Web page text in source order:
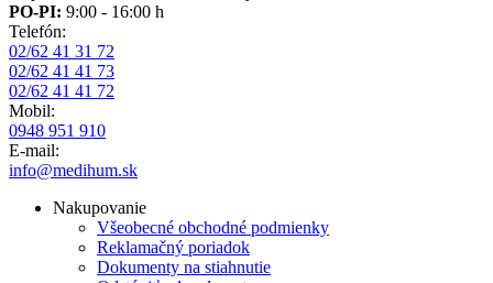
PO-PI: 9:00 - 16:00 h
Telefón:
02/62 41 31 72
02/62 41 41 73
02/62 41 41 72
Mobil:
0948 951 910
E-mail:
info@medihum.sk
Nakupovanie
Všeobecné obchodné podmienky
Reklamačný poriadok
Dokumenty na stiahnutie